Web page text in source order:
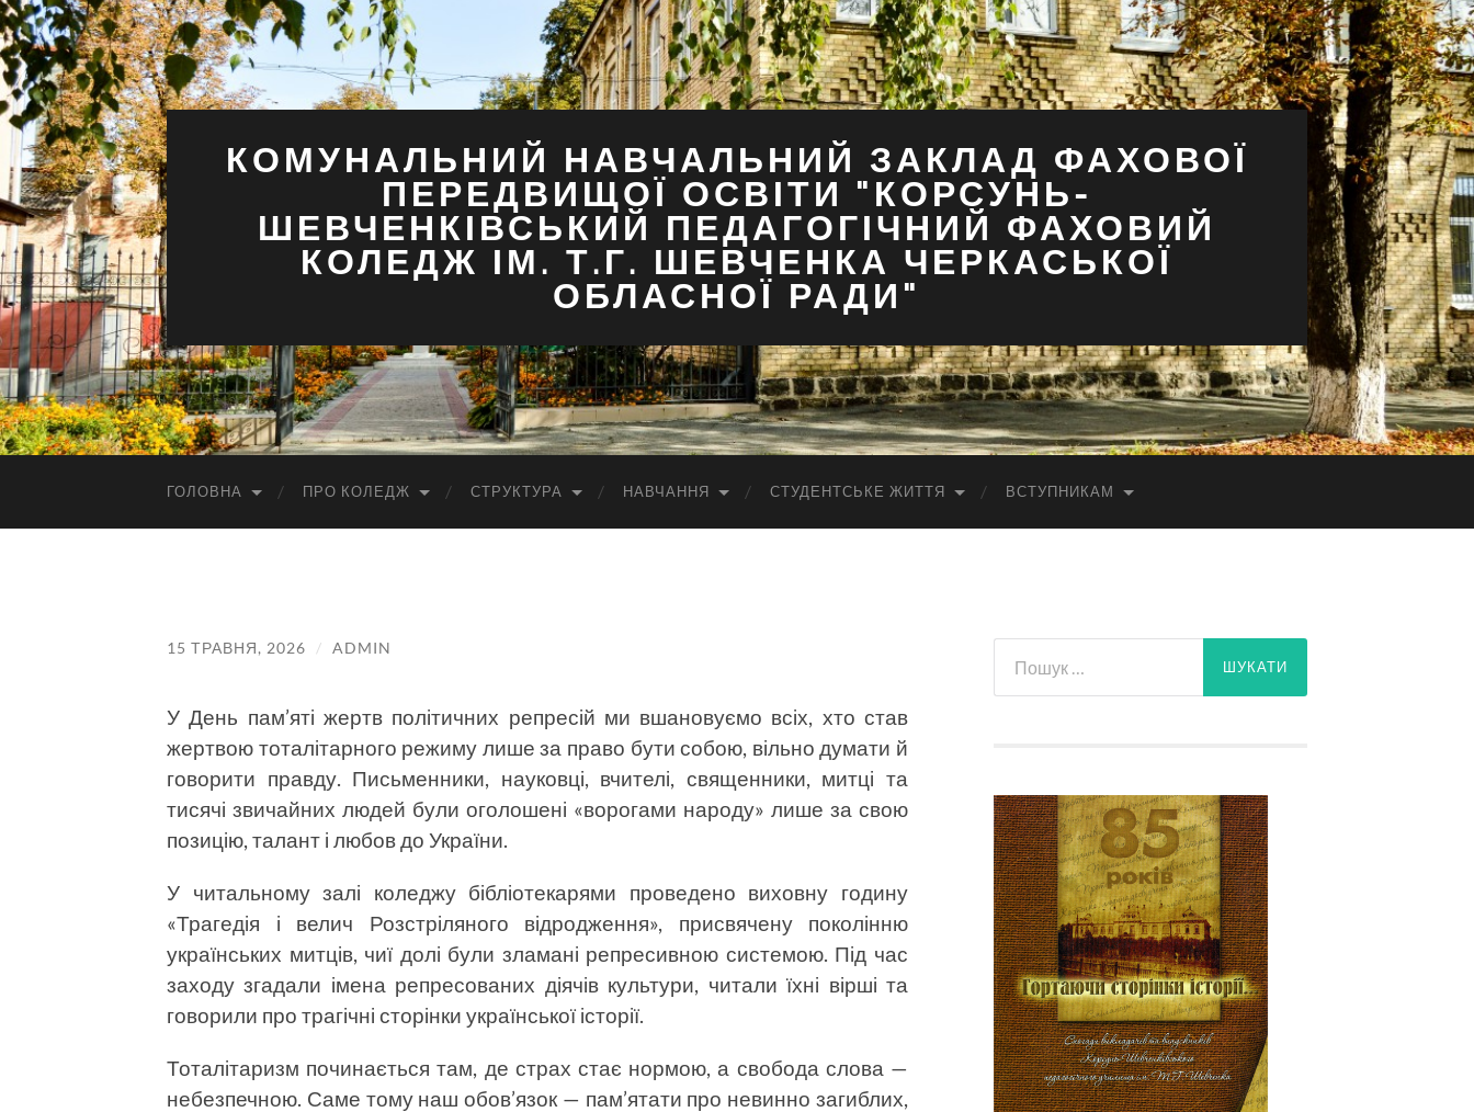
КОМУНАЛЬНИЙ НАВЧАЛЬНИЙ ЗАКЛАД ФАХОВОЇ
ПЕРЕДВИЩОЇ ОСВІТИ "КОРСУНЬ-
ШЕВЧЕНКІВСЬКИЙ ПЕДАГОГІЧНИЙ ФАХОВИЙ
КОЛЕДЖ ІМ. Т.Г. ШЕВЧЕНКА ЧЕРКАСЬКОЇ
ОБЛАСНОЇ РАДИ"
ГОЛОВНА ПРО КОЛЕДЖ СТРУКТУРА НАВЧАННЯ СТУДЕНТСЬКЕ ЖИТТЯ ВСТУПНИКАМ
15 ТРАВНЯ, 2026 / ADMIN
У День пам’яті жертв політичних репресій ми вшановуємо всіх, хто став
жертвою тоталітарного режиму лише за право бути собою, вільно думати й
говорити правду. Письменники, науковці, вчителі, священники, митці та
тисячі звичайних людей були оголошені «ворогами народу» лише за свою
позицію, талант і любов до України.
У читальному залі коледжу бібліотекарями проведено виховну годину
«Трагедія і велич Розстріляного відродження», присвячену поколінню
українських митців, чиї долі були зламані репресивною системою. Під час
заходу згадали імена репресованих діячів культури, читали їхні вірші та
говорили про трагічні сторінки української історії.
Тоталітаризм починається там, де страх стає нормою, а свобода слова —
небезпечною. Саме тому наш обов’язок — пам’ятати про невинно загиблих,